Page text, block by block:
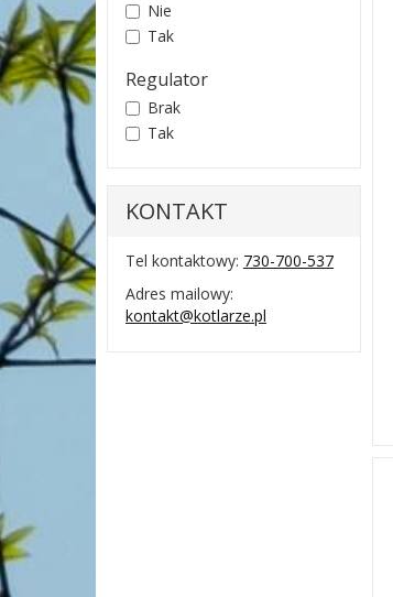
Nie
Tak
Regulator
Brak
Tak
KONTAKT
Tel kontaktowy: 730-700-537
Adres mailowy:
kontakt@kotlarze.pl